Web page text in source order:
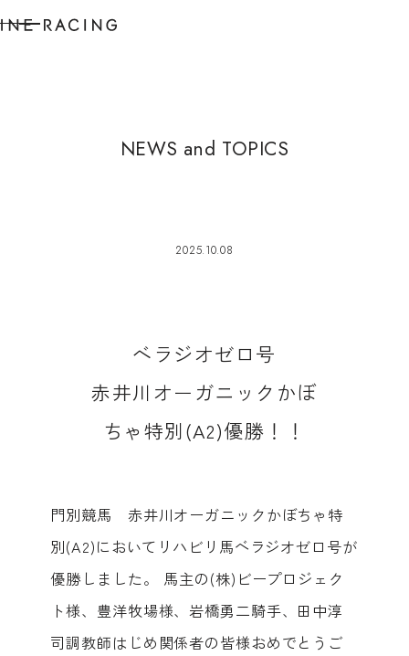
NEWS and TOPICS
2025.10.08
ベ ラ ジオゼロ 号
赤井川 オー ガニ ッ ク かぼ
ち ゃ 特別(A2)優勝 ！ ！
門別競馬 赤井川オーガニックかぼちゃ特
別(A2)においてリハビリ馬ベラジオゼロ号が
優勝しました。 馬主の(株)ビープロジェク
ト様、豊洋牧場様、岩橋勇二騎手、田中淳
司調教師はじめ関係者の皆様おめでとうご